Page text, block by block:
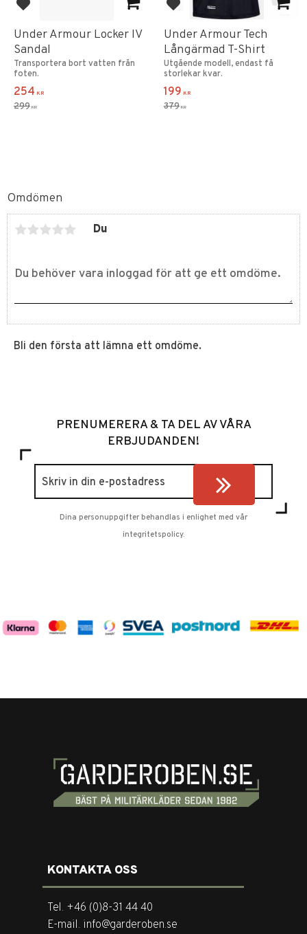
Omdömen
Du
Bli den första att lämna ett omdöme.
Lägg till i favoriter
Under Armour Locker IV
Sandal
Transportera bort vatten från
foten.
254 KR
299 KR
Lägg till i favoriter
Under Armour Tech
Långärmad T-Shirt
Utgående modell, endast få
storlekar kvar.
199 KR
379 KR
PRENUMERERA & TA DEL AV VÅRA
ERBJUDANDEN!
Dina personuppgifter behandlas i enlighet med vår
integritetspolicy.
KONTAKTA OSS
Tel. +46 (0)8-31 44 40
E-mail. info@garderoben.se